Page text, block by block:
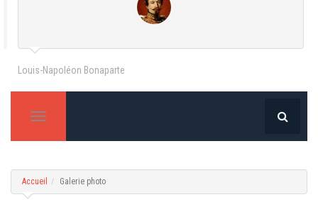
Louis-Napoléon Bonaparte
T
Accueil Galerie photo